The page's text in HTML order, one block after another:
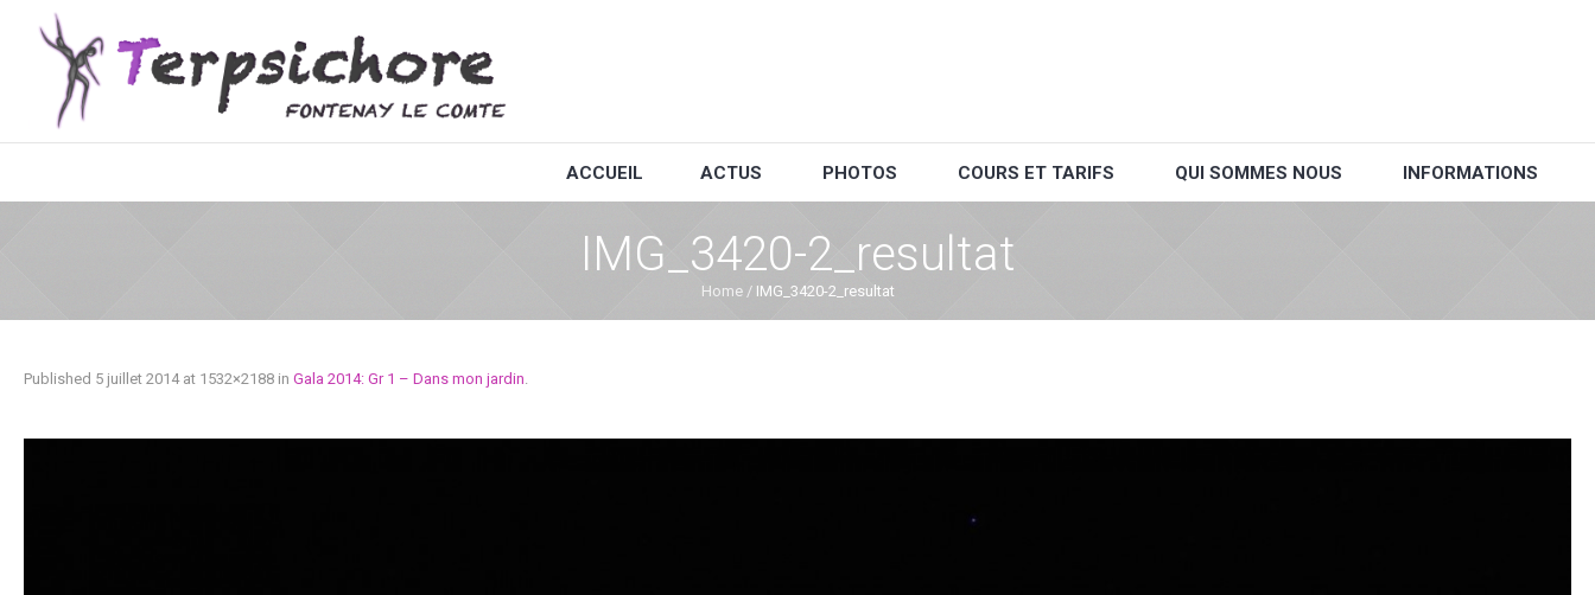
ACCUEIL ACTUS PHOTOS COURS ET TARIFS QUI SOMMES NOUS INFORMATIONS
IMG_3420-2_resultat
Home / IMG_3420-2_resultat
Published 5 juillet 2014at 1532×2188 in Gala 2014: Gr 1 – Dans mon jardin.